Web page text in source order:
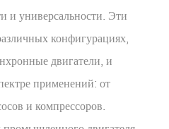
и универсальности. Эти
конфигурациях,
двигатели, и
применений: от
и компрессоров.